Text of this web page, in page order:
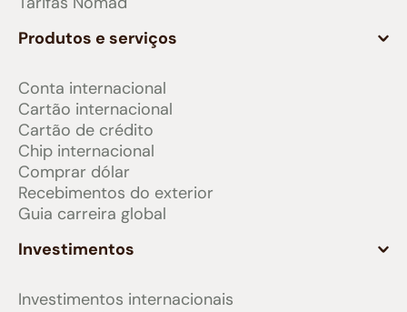
Produtos e serviços
Conta internacional
Cartão internacional
Cartão de crédito
Chip internacional
Comprar dólar
Recebimentos do exterior
Guia carreira global
Investimentos
Investimentos internacionais